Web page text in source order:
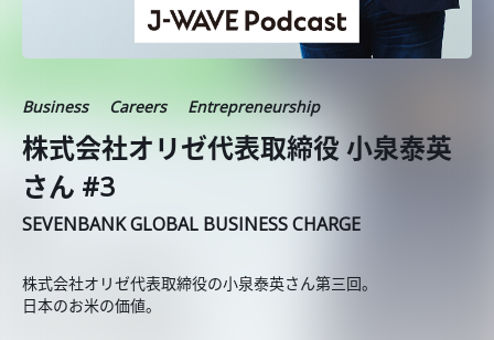
Business Careers Entrepreneurship
株式会社オリゼ代表取締役 小泉泰英
さん #3
SEVENBANK GLOBAL BUSINESS CHARGE
株式会社オリゼ代表取締役の小泉泰英さん第三回。
日本のお米の価値。